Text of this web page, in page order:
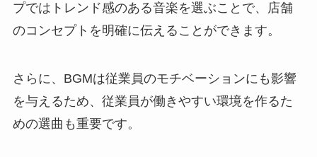
プではトレンド感のある音楽を選ぶことで、店舗
のコンセプトを明確に伝えることができます。
さらに、BGMは従業員のモチベーションにも影響
を与えるため、従業員が働きやすい環境を作るた
めの選曲も重要です。